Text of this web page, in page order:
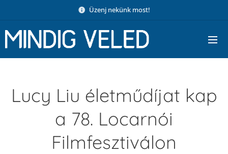
Üzenj nekünk most!
Lucy Liu életműdíjat kap
a 78. Locarnói
Filmfesztiválon